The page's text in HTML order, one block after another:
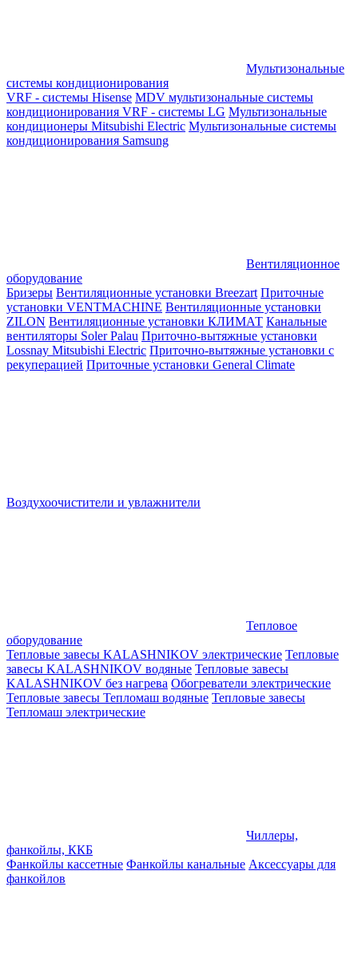
Мультизональные
системы кондиционирования
VRF - системы Hisense MDV мультизональные системы
кондиционирования VRF - системы LG Мультизональные
кондиционеры Mitsubishi Electric Мультизональные системы
кондиционирования Samsung
Вентиляционное
оборудование
Бризеры Вентиляционные установки Breezart Приточные
установки VENTMACHINE Вентиляционные установки
ZILON Вентиляционные установки КЛИМАТ Канальные
вентиляторы Soler Palau Приточно-вытяжные установки
Lossnay Mitsubishi Electric Приточно-вытяжные установки с
рекуперацией Приточные установки General Climate
Воздухоочистители и увлажнители
Тепловое
оборудование
Тепловые завесы KALASHNIKOV электрические Тепловые
завесы KALASHNIKOV водяные Тепловые завесы
KALASHNIKOV без нагрева Обогреватели электрические
Тепловые завесы Тепломаш водяные Тепловые завесы
Тепломаш электрические
Чиллеры,
фанкойлы, ККБ
Фанкойлы кассетные Фанкойлы канальные Аксессуары для
фанкойлов